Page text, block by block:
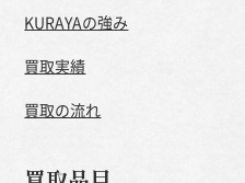
KURAYAの強み
買取実績
買取の流れ